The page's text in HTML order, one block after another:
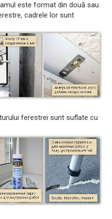
este format din două sau
cadrele lor sunt
ferestrei sunt suflate cu